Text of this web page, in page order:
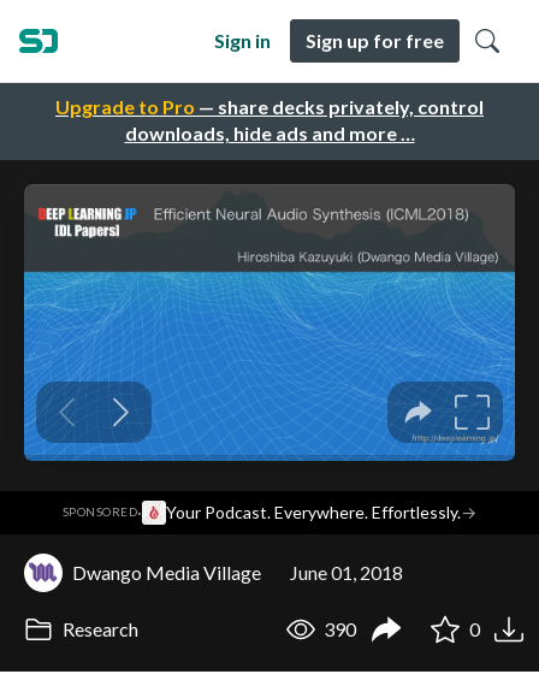
Upgrade to Pro — share decks privately, control
downloads, hide ads and more …
Sign in Sign up for free
SPONSORED· Your Podcast. Everywhere. Effortlessly.→
Dwango Media Village June 01, 2018
Research 390 0